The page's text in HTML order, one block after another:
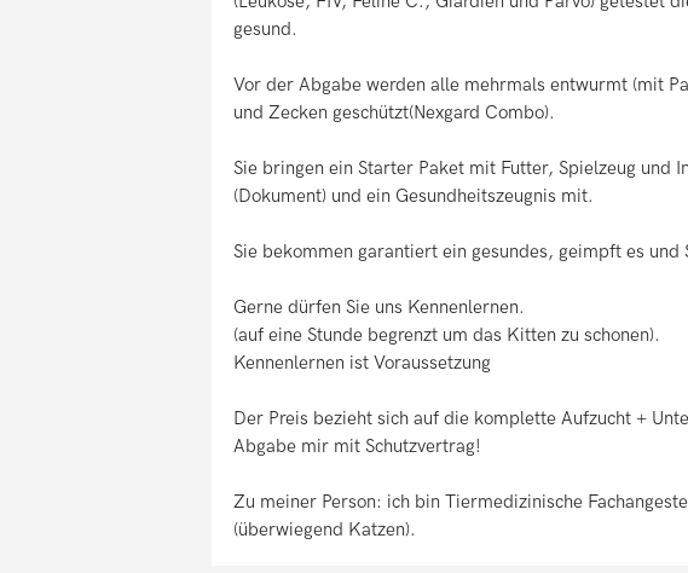
gesund.
Vor der Abgabe werden alle mehrmals entwurmt (mit
und Zecken geschützt(Nexgard Combo).
Sie bringen ein Starter Paket mit Futter, Spielzeug und
(Dokument) und ein Gesundheitszeugnis mit.
Sie bekommen garantiert ein gesundes, geimpft es und
Gerne dürfen Sie uns Kennenlernen.
(auf eine Stunde begrenzt um das Kitten zu schonen).
Kennenlernen ist Voraussetzung
Der Preis bezieht sich auf die komplette Aufzucht +
Abgabe mir mit Schutzvertrag!
Zu meiner Person: ich bin Tiermedizinische
(überwiegend Katzen).